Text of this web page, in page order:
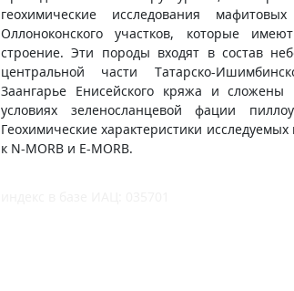
геохимические исследования
Оллоноконского участков, которые
строение. Эти породы входят в состав
центральной части Татарско-
Заангарье Енисейского кряжа и
условиях зеленосланцевой фации
Геохимические характеристики
к N-MORB и E-MORB.